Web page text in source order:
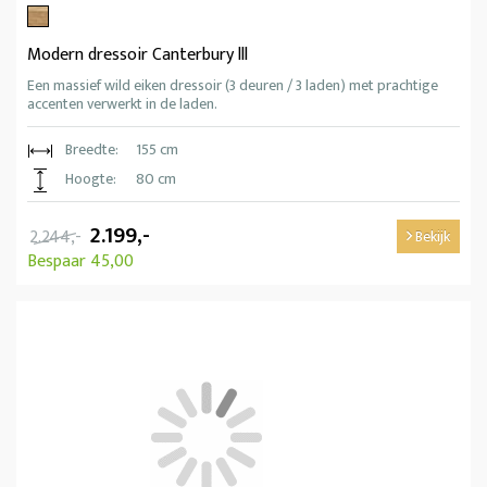
Modern dressoir Canterbury lll
Een massief wild eiken dressoir (3 deuren / 3 laden) met prachtige
accenten verwerkt in de laden.
Breedte:
155 cm
Hoogte:
80 cm
2.244,- 2.199,-
Bespaar 45,00
Bekijk